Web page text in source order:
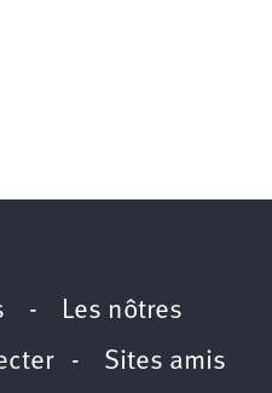
- Les nôtres
- Sites amis